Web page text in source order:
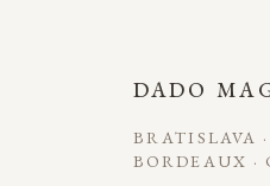
DADO
BRATISLAVA
BORDEAUX ·